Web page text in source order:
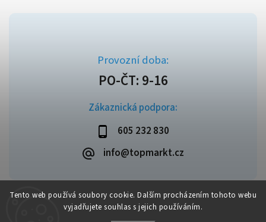
Tento web používá soubory cookie. Dalším procházením tohoto webu
vyjadřujete souhlas s jejich používáním.
Zákaznická podpora:
605 232 830
info@topmarkt.cz
Copyright 2026 Topmarkt.cz. Všechna práva vyhrazena.